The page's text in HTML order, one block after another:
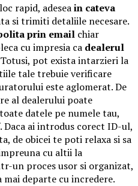
rapid, adeseain cateva
si trimiti detaliile necesare.
prin email chiar
cu impresia ca dealerul
pot exista intarzieri la
tale trebuie verificare
este aglomerat. De
al dealerului poate
datele pe numele tau,
Daca ai introdus corect ID-ul,
de obicei te poti relaxa si sa
cu altii la
un proces usor si organizat,
departe cu incredere.